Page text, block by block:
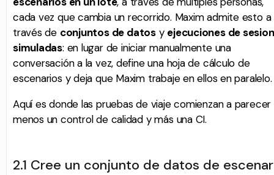
cada vez que cambia un recorrido. Maxim admite esto a
través de conjuntos de datosy ejecuciones de
simuladas: en lugar de iniciar manualmente una
conversación a la vez, define una hoja de cálculo de
escenarios y deja que Maxim trabaje en ellos en paralelo.
Aquí es donde las pruebas de viaje comienzan a parecer
menos un control de calidad y más una CI.
2.1 Cree un conjunto de datos de